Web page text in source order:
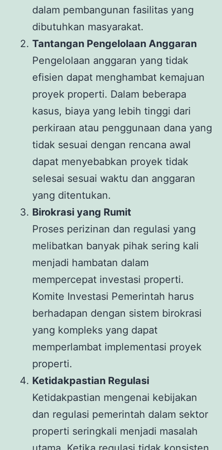
dalam pembangunan fasilitas yang
dibutuhkan masyarakat.
Tantangan Pengelolaan Anggaran
Pengelolaan anggaran yang tidak
efisien dapat menghambat kemajuan
proyek properti. Dalam beberapa
kasus, biaya yang lebih tinggi dari
perkiraan atau penggunaan dana yang
tidak sesuai dengan rencana awal
dapat menyebabkan proyek tidak
selesai sesuai waktu dan anggaran
yang ditentukan.
Birokrasi yang Rumit
Proses perizinan dan regulasi yang
melibatkan banyak pihak sering kali
menjadi hambatan dalam
mempercepat investasi properti.
Komite Investasi Pemerintah harus
berhadapan dengan sistem birokrasi
yang kompleks yang dapat
memperlambat implementasi proyek
properti.
Ketidakpastian Regulasi
Ketidakpastian mengenai kebijakan
dan regulasi pemerintah dalam sektor
properti seringkali menjadi masalah